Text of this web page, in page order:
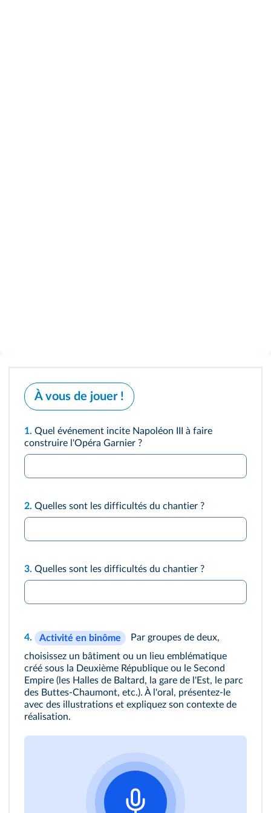
À vous de jouer !
1. Quel événement incite Napoléon III à faire
construire l'Opéra Garnier ?
2. Quelles sont les difficultés du chantier ?
3. Quelles sont les difficultés du chantier ?
4. Activité en binôme
Par groupes de deux,
choisissez un bâtiment ou un lieu emblématique
créé sous la Deuxième République ou le Second
Empire (les Halles de Baltard, la gare de l'Est, le parc
des Buttes-Chaumont, etc.). À l'oral, présentez-le
avec des illustrations et expliquez son contexte de
réalisation.